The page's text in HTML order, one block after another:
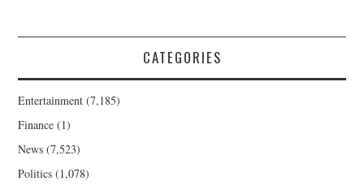
CATEGORIES
Entertainment (7,185)
Finance (1)
News (7,523)
Politics (1,078)